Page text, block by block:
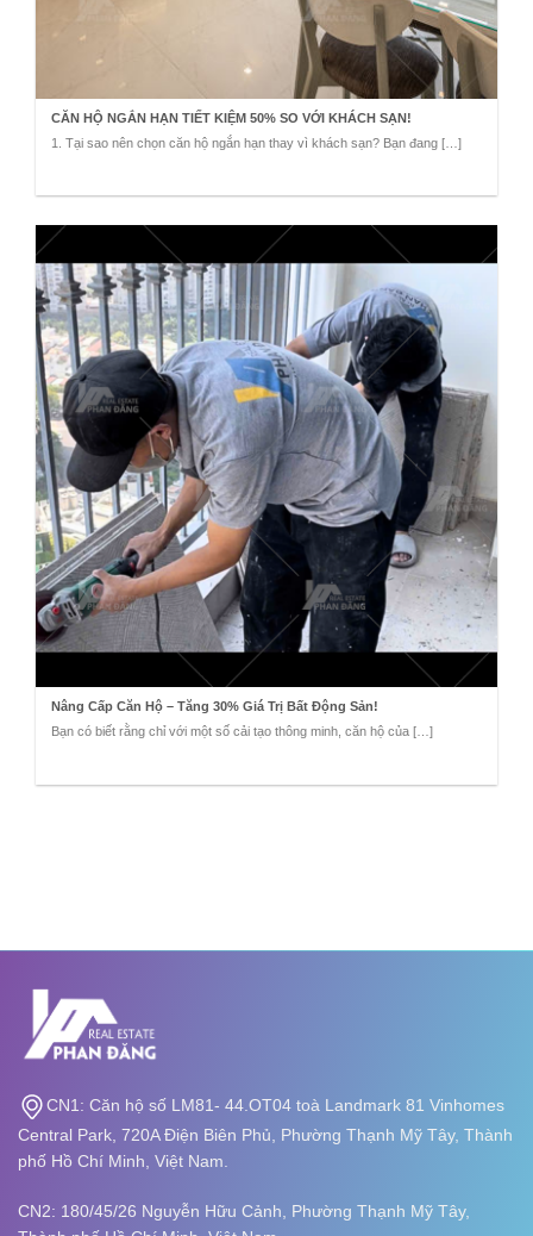
CĂN HỘ NGẮN HẠN TIẾT KIỆM 50% SO VỚI KHÁCH SẠN!
1. Tại sao nên chọn căn hộ ngắn hạn thay vì khách sạn? Bạn đang […]
Nâng Cấp Căn Hộ – Tăng 30% Giá Trị Bất Động Sản!
Bạn có biết rằng chỉ với một số cải tạo thông minh, căn hộ của […]
CN1: Căn hộ số LM81- 44.OT04 toà Landmark 81 Vinhomes
Central Park, 720A Điện Biên Phủ, Phường Thạnh Mỹ Tây, Thành
phố Hồ Chí Minh, Việt Nam.
CN2: 180/45/26 Nguyễn Hữu Cảnh, Phường Thạnh Mỹ Tây,